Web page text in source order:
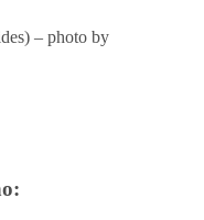
– photo by